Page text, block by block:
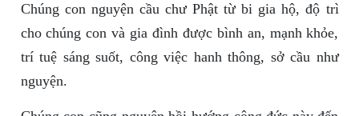
Chúng con nguyện cầu chư Phật từ bi gia hộ, độ trì
cho chúng con và gia đình được bình an, mạnh khỏe,
trí tuệ sáng suốt, công việc hanh thông, sở cầu như
nguyện.